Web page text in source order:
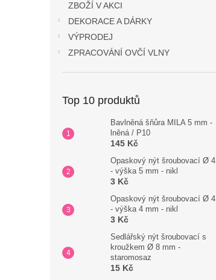
ZBOŽÍ V AKCI
DEKORACE A DÁRKY
VÝPRODEJ
ZPRACOVÁNÍ OVČÍ VLNY
Top 10 produktů
Bavlněná šňůra MILA 5 mm -
lněná / P10
145 Kč
Opaskový nýt šroubovací Ø 4
- výška 5 mm - nikl
3 Kč
Opaskový nýt šroubovací Ø 4
- výška 4 mm - nikl
3 Kč
Sedlářský nýt šroubovací s
kroužkem Ø 8 mm -
staromosaz
15 Kč